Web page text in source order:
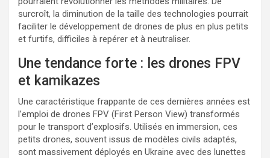
surcroît, la diminution de la taille des technologies pourrait
faciliter le développement de drones de plus en plus petits
et furtifs, difficiles à repérer et à neutraliser.
Une tendance forte : les drones FPV
et kamikazes
Une caractéristique frappante de ces dernières années est
l’emploi de drones FPV (First Person View) transformés
pour le transport d’explosifs. Utilisés en immersion, ces
petits drones, souvent issus de modèles civils adaptés,
sont massivement déployés en Ukraine avec des lunettes